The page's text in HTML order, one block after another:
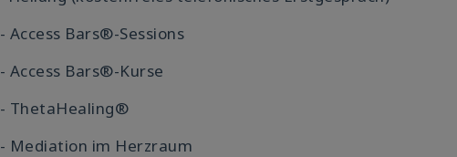
- Access Bars®-Sessions
- Access Bars®-Kurse
- ThetaHealing®
- Mediation im Herzraum